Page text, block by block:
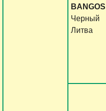
BANGOS
Черный
Литва